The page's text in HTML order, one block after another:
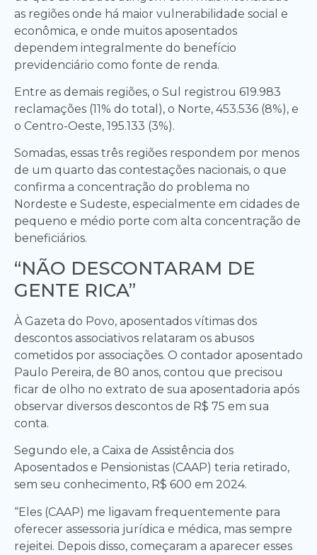
as regiões onde há maior vulnerabilidade social e
econômica, e onde muitos aposentados
dependem integralmente do benefício
previdenciário como fonte de renda.
Entre as demais regiões, o Sul registrou 619.983
reclamações (11% do total), o Norte, 453.536 (8%), e
o Centro-Oeste, 195.133 (3%).
Somadas, essas três regiões respondem por menos
de um quarto das contestações nacionais, o que
confirma a concentração do problema no
Nordeste e Sudeste, especialmente em cidades de
pequeno e médio porte com alta concentração de
beneficiários.
“NÃO DESCONTARAM DE
GENTE RICA”
À Gazeta do Povo, aposentados vítimas dos
descontos associativos relataram os abusos
cometidos por associações. O contador aposentado
Paulo Pereira, de 80 anos, contou que precisou
ficar de olho no extrato de sua aposentadoria após
observar diversos descontos de R$ 75 em sua
conta.
Segundo ele, a Caixa de Assistência dos
Aposentados e Pensionistas (CAAP) teria retirado,
sem seu conhecimento, R$ 600 em 2024.
“Eles (CAAP) me ligavam frequentemente para
oferecer assessoria jurídica e médica, mas sempre
rejeitei. Depois disso, começaram a aparecer esses